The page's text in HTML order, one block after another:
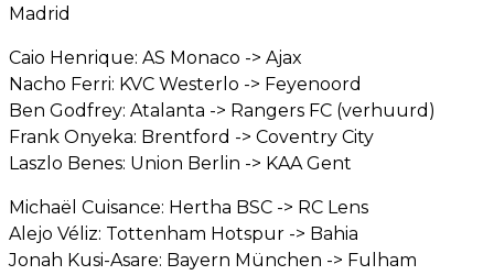
Madrid
Caio Henrique: AS Monaco -> Ajax
Nacho Ferri: KVC Westerlo -> Feyenoord
Ben Godfrey: Atalanta -> Rangers FC (verhuurd)
Frank Onyeka: Brentford -> Coventry City
Laszlo Benes: Union Berlin -> KAA Gent
Michaël Cuisance: Hertha BSC -> RC Lens
Alejo Véliz: Tottenham Hotspur -> Bahia
Jonah Kusi-Asare: Bayern München -> Fulham